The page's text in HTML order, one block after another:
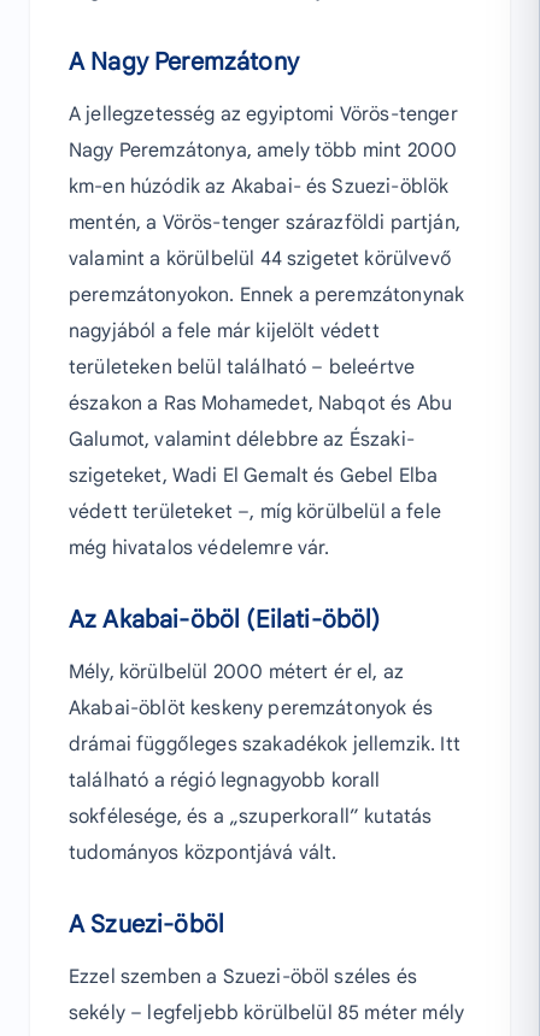
A Nagy Peremzátony
A jellegzetesség az egyiptomi Vörös-tenger
Nagy Peremzátonya, amely több mint 2000
km-en húzódik az Akabai- és Szuezi-öblök
mentén, a Vörös-tenger szárazföldi partján,
valamint a körülbelül 44 szigetet körülvevő
peremzátonyokon. Ennek a peremzátonynak
nagyjából a fele már kijelölt védett
területeken belül található – beleértve
északon a Ras Mohamedet, Nabqot és Abu
Galumot, valamint délebbre az Északi-
szigeteket, Wadi El Gemalt és Gebel Elba
védett területeket –, míg körülbelül a fele
még hivatalos védelemre vár.
Az Akabai-öböl (Eilati-öböl)
Mély, körülbelül 2000 métert ér el, az
Akabai-öblöt keskeny peremzátonyok és
drámai függőleges szakadékok jellemzik. Itt
található a régió legnagyobb korall
sokfélesége, és a „szuperkorall” kutatás
tudományos központjává vált.
A Szuezi-öböl
Ezzel szemben a Szuezi-öböl széles és
sekély – legfeljebb körülbelül 85 méter mély